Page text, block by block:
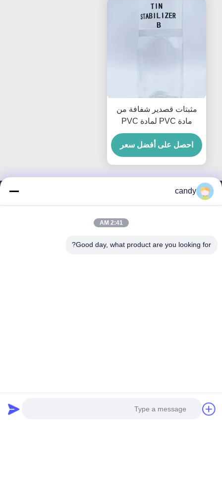
مثبتات قصدير شفافة من
مادة PVC لمادة PVC
الصلبة ومنتجات تعبئة المواد
الغذائية
احصل على أفضل سعر
Guangdong Sky Bright Group
عنوان المصنع
candy
2:41 AM
Good day, what product are you looking for?